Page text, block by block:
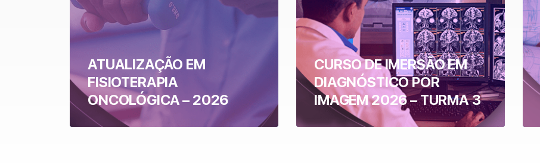
ATUALIZAÇÃO EM
FISIOTERAPIA
ONCOLÓGICA – 2026
CURSO DE IMERSÃO EM
DIAGNÓSTICO POR
IMAGEM 2026 – TURMA 3